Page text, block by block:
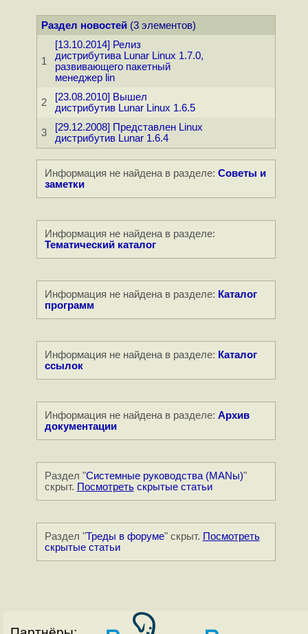
Раздел новостей(3 элементов)
1
[13.10.2014] Релиз
дистрибутива Lunar Linux 1.7.0,
развивающего пакетный
менеджер lin
2
[23.08.2010] Вышел
дистрибутив Lunar Linux 1.6.5
3
[29.12.2008] Представлен Linux
дистрибутив Lunar 1.6.4
Информация не найдена в разделе: Советы и
заметки
Информация не найдена в разделе:
Тематический каталог
Информация не найдена в разделе: Каталог
программ
Информация не найдена в разделе: Каталог
ссылок
Информация не найдена в разделе: Архив
документации
Раздел "Системные руководства (MANы)"
скрыт. Посмотретьскрытые статьи
Раздел "Треды в форуме" скрыт. Посмотреть
скрытые статьи